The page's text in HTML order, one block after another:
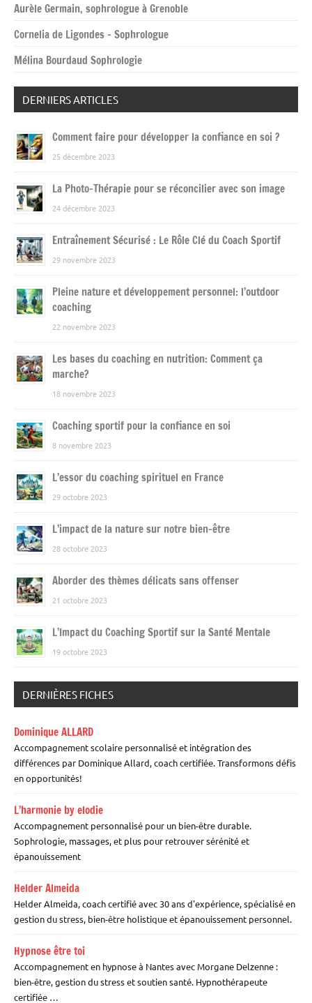
Aurèle Germain, sophrologue à Grenoble
Cornelia de Ligondes – Sophrologue
Mélina Bourdaud Sophrologie
DERNIERS ARTICLES
Comment faire pour développer la confiance en soi ?
25 décembre 2023
La Photo-Thérapie pour se réconcilier avec son image
24 décembre 2023
Entraînement Sécurisé : Le Rôle Clé du Coach Sportif
29 novembre 2023
Pleine nature et développement personnel: l’outdoor
coaching
22 novembre 2023
Les bases du coaching en nutrition: Comment ça
marche?
18 novembre 2023
Coaching sportif pour la confiance en soi
8 novembre 2023
L’essor du coaching spirituel en France
29 octobre 2023
L’impact de la nature sur notre bien-être
28 octobre 2023
Aborder des thèmes délicats sans offenser
21 octobre 2023
L’Impact du Coaching Sportif sur la Santé Mentale
19 octobre 2023
DERNIÈRES FICHES
Dominique ALLARD
Accompagnement scolaire personnalisé et intégration des
différences par Dominique Allard, coach certifiée. Transformons défis
en opportunités!
L’harmonie by elodie
Accompagnement personnalisé pour un bien-être durable.
Sophrologie, massages, et plus pour retrouver sérénité et
épanouissement
Helder Almeida
Helder Almeida, coach certifié avec 30 ans d'expérience, spécialisé en
gestion du stress, bien-être holistique et épanouissement personnel.
Hypnose être toi
Accompagnement en hypnose à Nantes avec Morgane Delzenne :
bien-être, gestion du stress et soutien santé. Hypnothérapeute
certifiée …